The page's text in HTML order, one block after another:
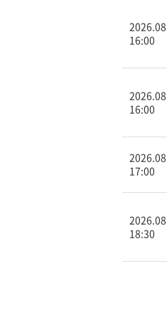
16:00
16:00
17:00
18:30